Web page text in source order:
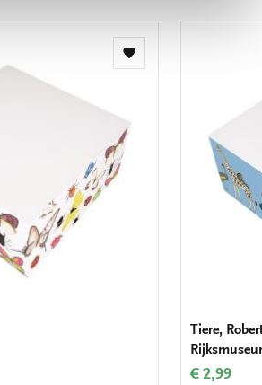
Zur
Tiere,
€ 2,99